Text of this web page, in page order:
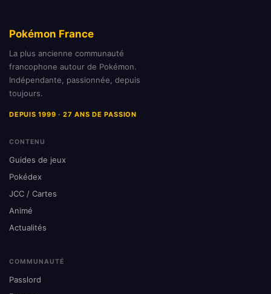
Pokémon France
La plus ancienne communauté
francophone autour de Pokémon.
Indépendante, passionnée, depuis
toujours.
DEPUIS 1999 · 27 ANS DE PASSION
CONTENU
Guides de jeux
Pokédex
JCC / Cartes
Animé
Actualités
COMMUNAUTÉ
Passlord